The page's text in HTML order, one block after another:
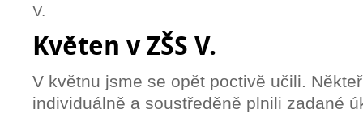
V.
Květen v ZŠS V.
V květnu jsme se opět poctivě učili.
individuálně a soustředěně plnili zadané